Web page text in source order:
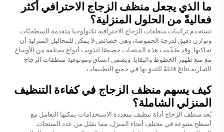
ما الذي يجعل منظف الزجاج الاحترافي أكثر
فعاليةً من الحلول المنزلية؟
تستخدم تركيبات منظفات الزجاج الاحترافية تكنولوجيا متقدمة للسطحيّات
وتوازن دقيق لدرجة الحموضة، وهي خصائص لا يمكن للمحاليل المنزلية أن
تحاكيها. وقد صُمِّمت هذه المنتجات خصيصًا لتذويب أنواع مختلفة من الأوساخ
مع منع ظهور الخطوط والبقايا. ويضمن اتساق وموثوقية منظفات الزجاج
التجارية نتائجَ قابلةً للتنبؤ بها في جميع التطبيقات.
كيف يسهم منظف الزجاج في كفاءة التنظيف
المنزلي الشاملة؟
يُعد منظف الزجاج أداة تنظيف متعددة الاستخدامات يمكنها التعامل مع
أسطح متنوعة في مختلف أنحاء المنزل، مما يقلل من عدد المنتجات